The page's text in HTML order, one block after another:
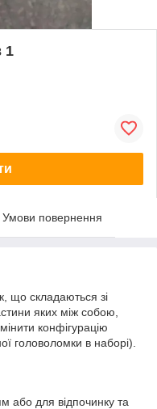
1
Умови повернення
що складаються зі
яких між собою,
конфігурацію
головоломки в наборі).
або для відпочинку та